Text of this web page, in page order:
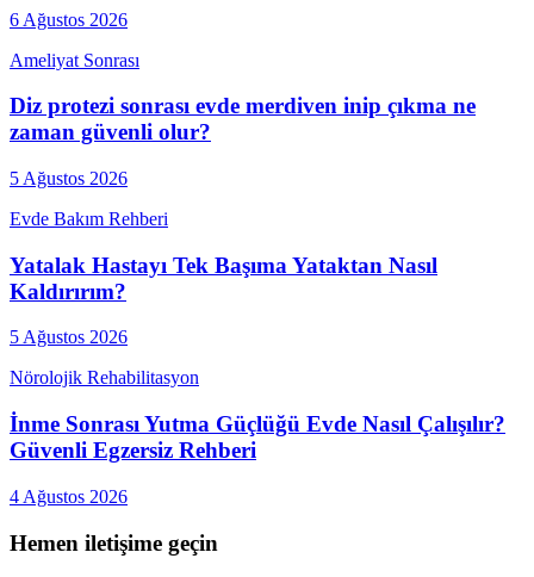
6 Ağustos 2026
Ameliyat Sonrası
Diz protezi sonrası evde merdiven inip çıkma ne
zaman güvenli olur?
5 Ağustos 2026
Evde Bakım Rehberi
Yatalak Hastayı Tek Başıma Yataktan Nasıl
Kaldırırım?
5 Ağustos 2026
Nörolojik Rehabilitasyon
İnme Sonrası Yutma Güçlüğü Evde Nasıl Çalışılır?
Güvenli Egzersiz Rehberi
4 Ağustos 2026
Hemen iletişime geçin